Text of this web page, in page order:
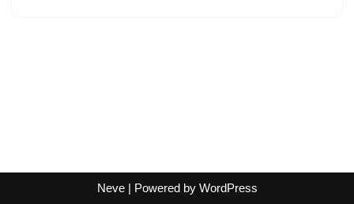
Neve| Powered by WordPress